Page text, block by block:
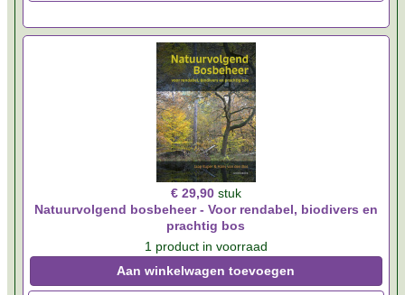
€ 29,90 stuk
Natuurvolgend bosbeheer - Voor rendabel, biodivers en
prachtig bos
1 product in voorraad
Aan winkelwagen toevoegen